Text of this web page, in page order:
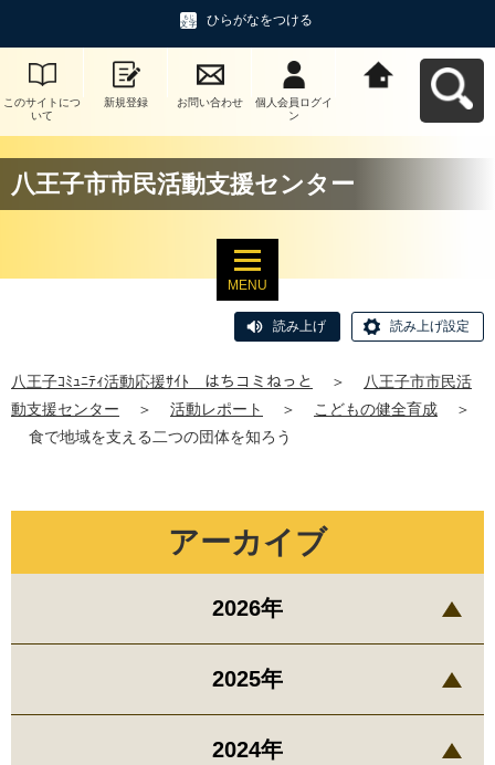
ひらがなをつける
このサイトにつ
いて
新規登録 お問い合わせ
個人会員ログイ
ン
八王子市市民活動支援センター
MENU
読み上げ 読み上げ設定
八王子ｺﾐｭﾆﾃｨ活動応援ｻｲﾄ はちコミねっと ＞
八王子市市民活
動支援センター
＞ 活動レポート ＞ こどもの健全育成
＞
食で地域を支える二つの団体を知ろう
アーカイブ
2026年
2025年
2024年